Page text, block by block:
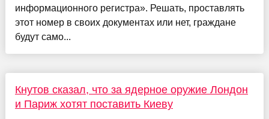
информационного регистра». Решать, проставлять
этот номер в своих документах или нет, граждане
будут само...
Кнутов сказал, что за ядерное оружие Лондон
и Париж хотят поставить Киеву